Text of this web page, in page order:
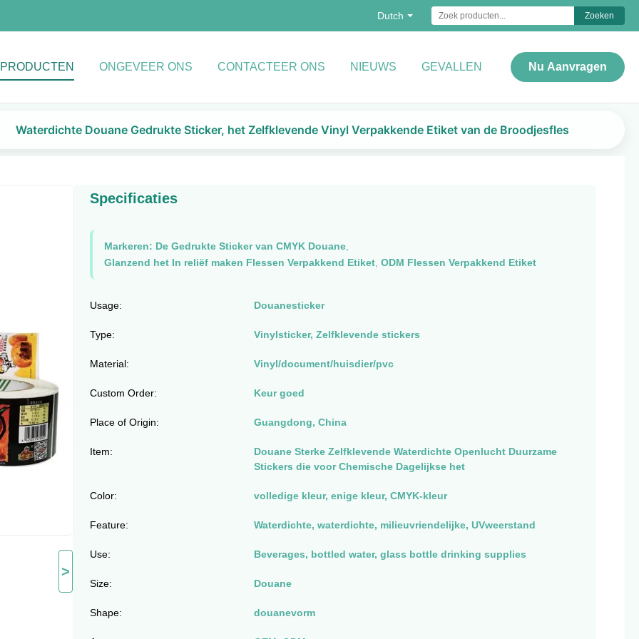
Dutch Zoeken
PRODUCTEN ONGEVEER ONS CONTACTEER ONS NIEUWS GEVALLEN Nu Aanvragen
Waterdichte Douane Gedrukte Sticker, het Zelfklevende Vinyl Verpakkende Etiket van de Broodjesfles
>
Specificaties
Markeren: De Gedrukte Sticker van CMYK Douane,
Glanzend het In reliëf maken Flessen Verpakkend Etiket, ODM Flessen Verpakkend Etiket
Usage: Douanesticker
Type: Vinylsticker, Zelfklevende stickers
Material: Vinyl/document/huisdier/pvc
Custom Order: Keur goed
Place of Origin: Guangdong, China
Item:
Douane Sterke Zelfklevende Waterdichte Openlucht Duurzame
Stickers die voor Chemische Dagelijkse het
Color: volledige kleur, enige kleur, CMYK-kleur
Feature: Waterdichte, waterdichte, milieuvriendelijke, UVweerstand
Use: Beverages, bottled water, glass bottle drinking supplies
Size: Douane
Shape: douanevorm